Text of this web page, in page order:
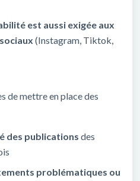
est aussi exigée aux
(Instagram, Tiktok,
de mettre en place des
des publications des
problématiques ou